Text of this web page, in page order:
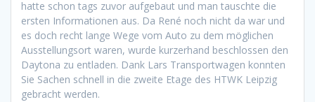
hatte schon tags zuvor aufgebaut und man tauschte die
ersten Informationen aus. Da René noch nicht da war und
es doch recht lange Wege vom Auto zu dem möglichen
Ausstellungsort waren, wurde kurzerhand beschlossen den
Daytona zu entladen. Dank Lars Transportwagen konnten
Sie Sachen schnell in die zweite Etage des HTWK Leipzig
gebracht werden.